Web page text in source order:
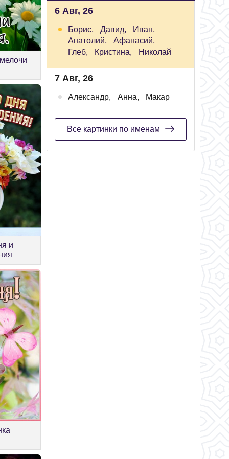
и
6 Авг, 26
Борис, Давид,
Иван,
Анатолий,
Афанасий,
Глеб,
Кристина, Николай
7 Авг, 26
Александр, Анна, Макар
Все картинки по именам